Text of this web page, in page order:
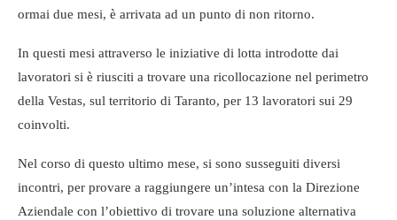
ormai due mesi, è arrivata ad un punto di non ritorno.
In questi mesi attraverso le iniziative di lotta introdotte dai
lavoratori si è riusciti a trovare una ricollocazione nel perimetro
della Vestas, sul territorio di Taranto, per 13 lavoratori sui 29
coinvolti.
Nel corso di questo ultimo mese, si sono susseguiti diversi
incontri, per provare a raggiungere un’intesa con la Direzione
Aziendale con l’obiettivo di trovare una soluzione alternativa